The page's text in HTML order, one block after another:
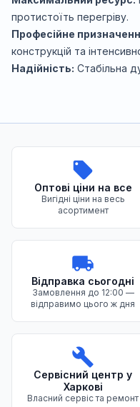
протистоїть перегріву.
Професійне
конструкцій та
Надійність: Стабільна
Переваги нашого
Оптові ціни на все
Вигідні ціни на весь
асортимент
Відправка сьогодні
Замовлення до 12:00 —
відправимо цього ж дня
Сервісний центр у
Харкові
Власний сервіс та ремонт